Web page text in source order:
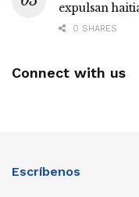
expulsan
0 SHARES
Connect with us
Escríbenos